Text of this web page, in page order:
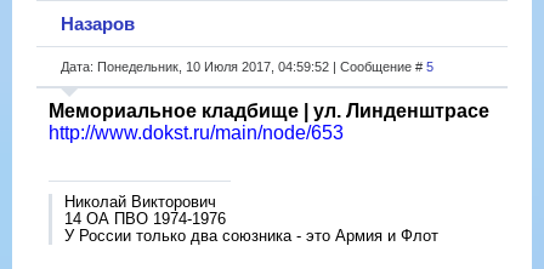
Назаров
Дата: Понедельник, 10 Июля 2017, 04:59:52 | Сообщение # 5
Мемориальное кладбище | ул. Линденштрасе
http://www.dokst.ru/main/node/653
Николай Викторович
14 ОА ПВО 1974-1976
У России только два союзника - это Армия и Флот